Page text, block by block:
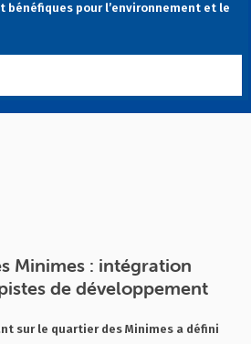
pour l’environnement et le
Minimes : intégration
de développement
sur le quartier des Minimes a défini